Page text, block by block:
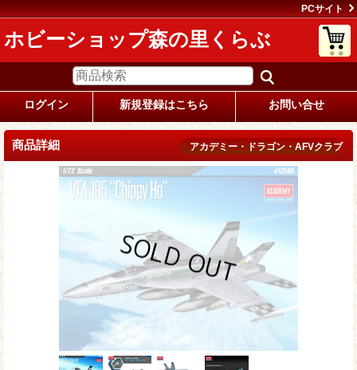
PCサイト
ホビーショップ森の里くらぶ
ログイン 新規登録はこちら お問い合せ
商品詳細 アカデミー・ドラゴン・AFVクラブ